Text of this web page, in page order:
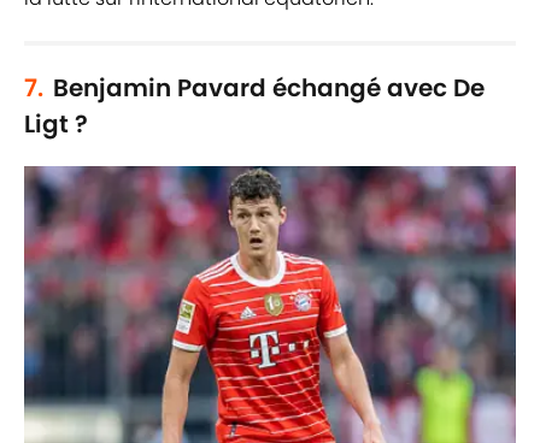
7. Benjamin Pavard échangé avec De
Ligt ?